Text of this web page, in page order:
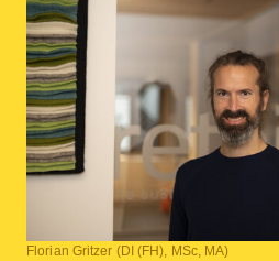
Florian Gritzer (DI (FH), MSc, MA)